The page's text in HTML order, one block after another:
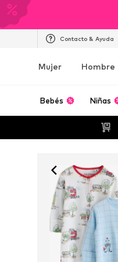
Contacto & Ayuda
Mujer Hombre
Bebés Niñas